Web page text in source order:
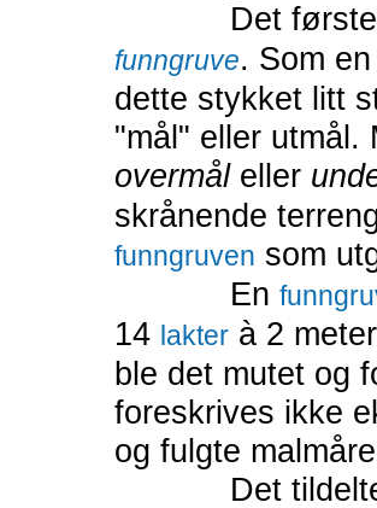
Det første
funngruve. Som
dette styk­ket litt
"mål" eller utmål.
overmål eller
skrånende
funngruven som
En
14 lakter à 2
ble det mutet og
foreskrives ikke
og fulgte
Det tildelte